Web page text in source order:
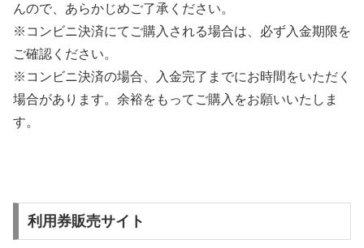
んので、あらかじめご了承ください。
※コンビニ決済にてご購入される場合は、必ず入金期限を
ご確認ください。
※コンビニ決済の場合、入金完了までにお時間をいただく
場合があります。余裕をもってご購入をお願いいたしま
す。
利用券販売サイト